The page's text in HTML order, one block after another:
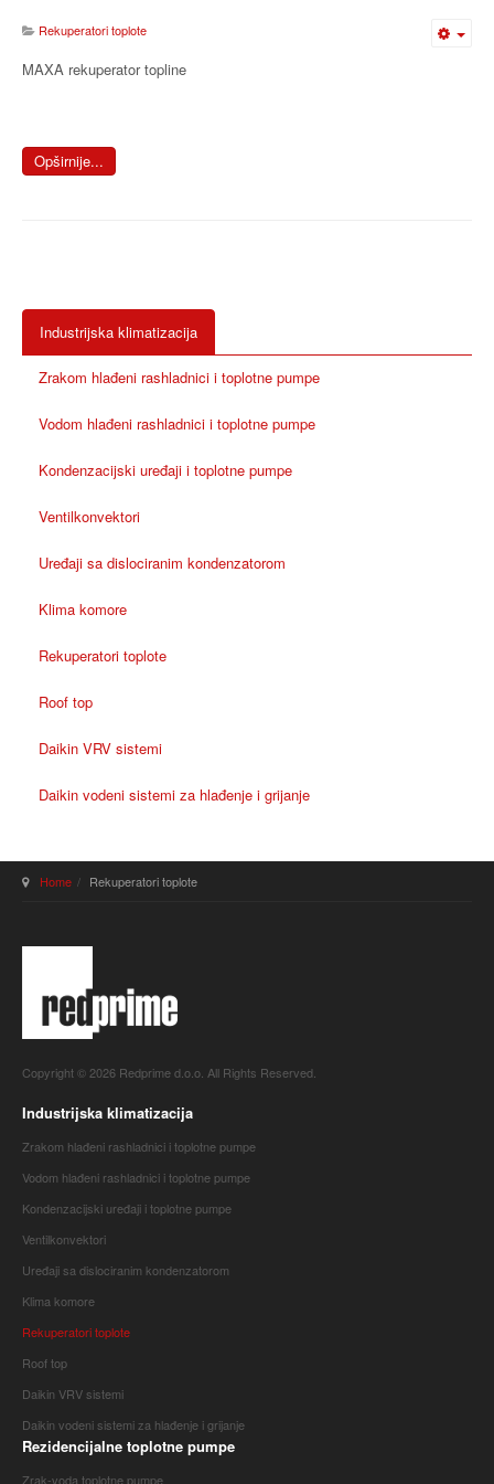
Rekuperatori toplote
MAXA rekuperator topline
Opširnije...
Industrijska klimatizacija
Zrakom hlađeni rashladnici i toplotne pumpe
Vodom hlađeni rashladnici i toplotne pumpe
Kondenzacijski uređaji i toplotne pumpe
Ventilkonvektori
Uređaji sa dislociranim kondenzatorom
Klima komore
Rekuperatori toplote
Roof top
Daikin VRV sistemi
Daikin vodeni sistemi za hlađenje i grijanje
Home Rekuperatori toplote
Copyright © 2026 Redprime d.o.o. All Rights Reserved.
Industrijska klimatizacija
Zrakom hlađeni rashladnici i toplotne pumpe
Vodom hlađeni rashladnici i toplotne pumpe
Kondenzacijski uređaji i toplotne pumpe
Ventilkonvektori
Uređaji sa dislociranim kondenzatorom
Klima komore
Rekuperatori toplote
Roof top
Daikin VRV sistemi
Daikin vodeni sistemi za hlađenje i grijanje
Rezidencijalne toplotne pumpe
Zrak-voda toplotne pumpe